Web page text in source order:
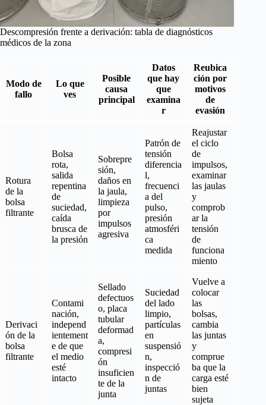
Descompresión frente a derivación: tabla de diagnósticos
médicos de la zona
Modo de
fallo
Lo que
ves
Posible
causa
principal
Datos
que hay
que
examina
r
Reubica
ción por
motivos
de
evasión
Rotura
de la
bolsa
filtrante
Bolsa
rota,
salida
repentina
de
suciedad,
caída
brusca de
la presión
Sobrepre
sión,
daños en
la jaula,
limpieza
por
impulsos
agresiva
Patrón de
tensión
diferencia
l,
frecuenci
a del
pulso,
presión
atmosféri
ca
medida
Reajustar
el ciclo
de
impulsos,
examinar
las jaulas
y
comprob
ar la
tensión
de
funciona
miento
Derivaci
ón de la
bolsa
filtrante
Contami
nación,
independ
ientement
e de que
el medio
esté
intacto
Sellado
defectuos
o, placa
tubular
deformad
a,
compresi
ón
insuficien
te de la
junta
Suciedad
del lado
limpio,
partículas
en
suspensió
n,
inspecció
n de
juntas
Vuelve a
colocar
las
bolsas,
cambia
las juntas
y
comprue
ba que la
carga esté
bien
sujeta